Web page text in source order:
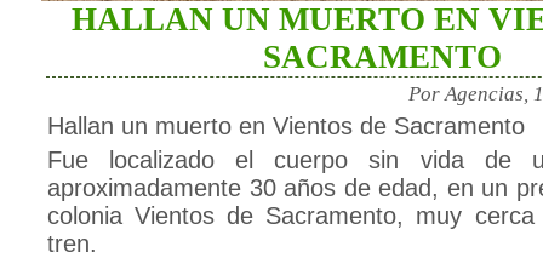
HALLAN UN MUERTO EN
SACRAMENTO
Por Agencias,
Hallan un muerto en Vientos de Sacramento
Fue localizado el cuerpo sin vida de
aproximadamente 30 años de edad, en un
colonia Vientos de Sacramento, muy
tren.